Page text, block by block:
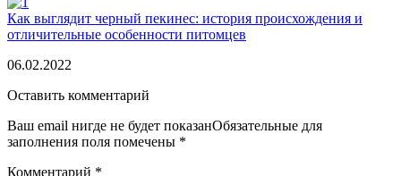
Как выглядит черный пекинес: история происхождения и
отличительные особенности питомцев
06.02.2022
Оставить комментарий
Ваш email нигде не будет показанОбязательные для
заполнения поля помечены *
Комментарий *